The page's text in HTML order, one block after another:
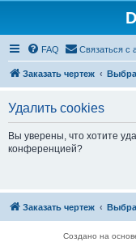
FAQ Связаться с
Заказать чертеж
Удалить cookies
Вы уверены, что хотите
конференцией?
Заказать чертеж
Создано на